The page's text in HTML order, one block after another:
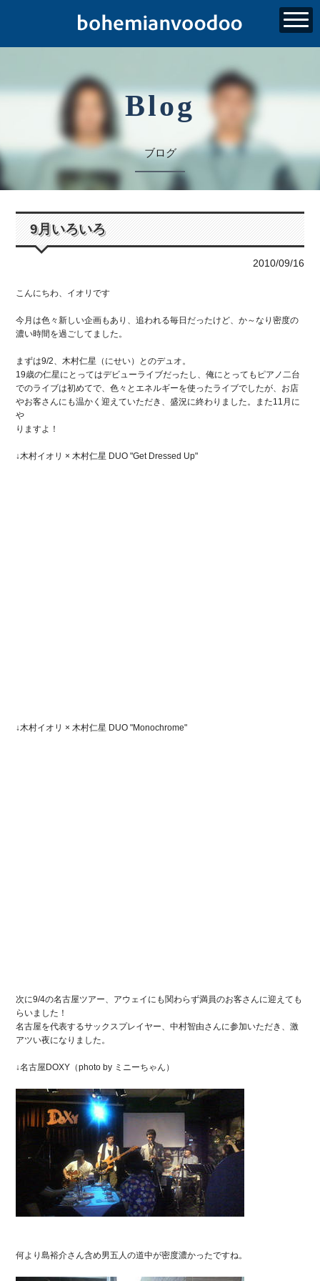
Blog
ブログ
9月いろいろ
2010/09/16
こんにちわ、イオリです
今月は色々新しい企画もあり、追われる毎日だったけど、か～なり密度の
濃い時間を過ごしてました。
まずは9/2、木村仁星（にせい）とのデュオ。
19歳の仁星にとってはデビューライブだったし、俺にとってもピアノ二台
でのライブは初めてで、色々とエネルギーを使ったライブでしたが、お店
やお客さんにも温かく迎えていただき、盛況に終わりました。また11月に
や
りますよ！
↓木村イオリ × 木村仁星 DUO "Get Dressed Up"
↓木村イオリ × 木村仁星 DUO "Monochrome"
次に9/4の名古屋ツアー、アウェイにも関わらず満員のお客さんに迎えても
らいました！
名古屋を代表するサックスプレイヤー、中村智由さんに参加いただき、激
アツい夜になりました。
↓名古屋DOXY（photo by ミニーちゃん）
何より島裕介さん含め男五人の道中が密度濃かったですね。